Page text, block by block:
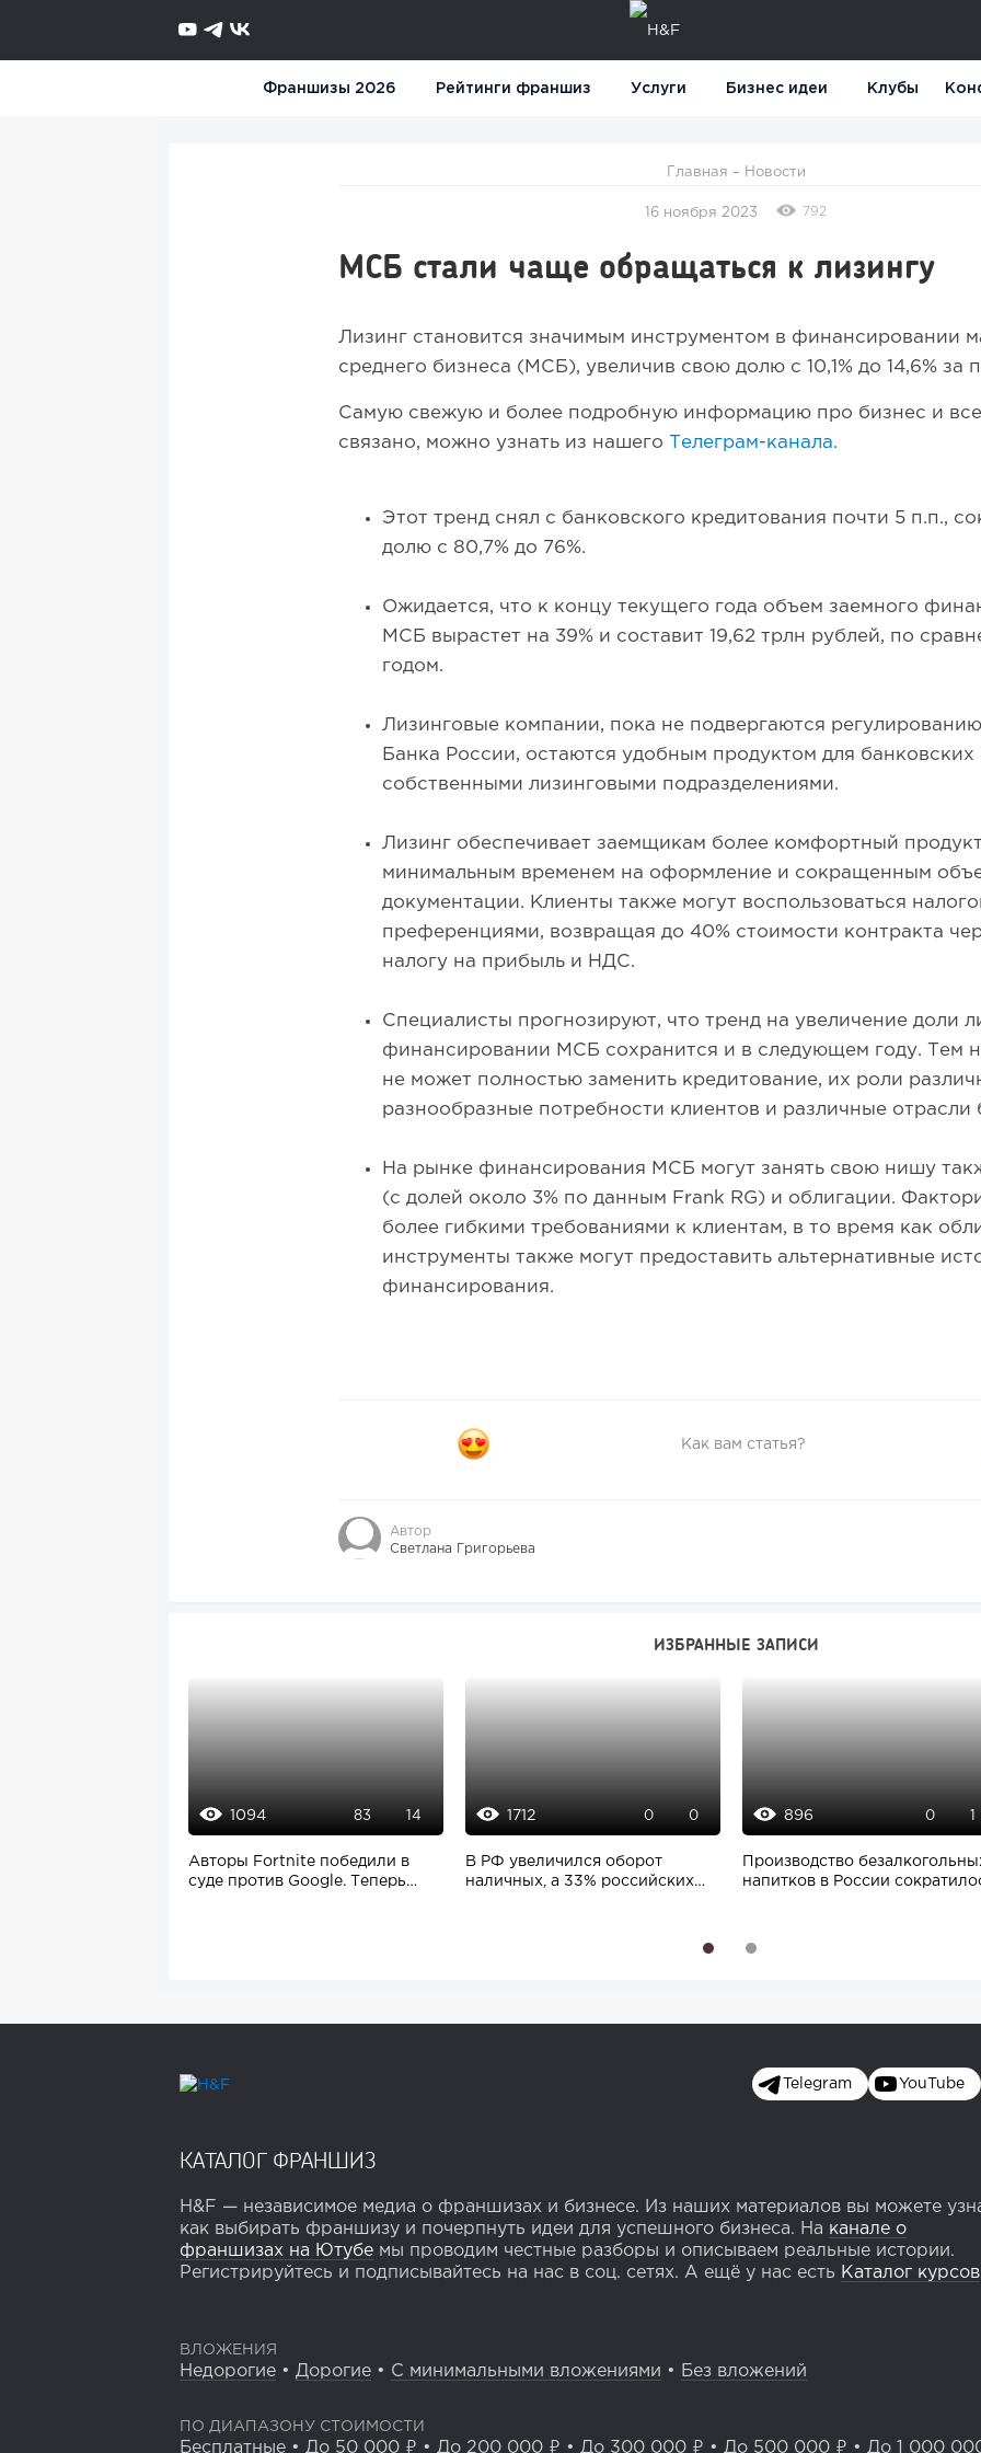
Франшизы 2026 Рейтинги франшиз Услуги Бизнес идеи Клубы
Главная – Новости
16 ноября 2023 792
МСБ стали чаще обращаться к лизингу
Лизинг становится значимым инструментом в финансировании
среднего бизнеса (МСБ), увеличив свою долю с 10,1% до 14,6% за
Самую свежую и более подробную информацию про бизнес и
связано, можно узнать из нашего
Телеграм-канала.
Этот тренд снял с банковского кредитования почти 5 п.п.,
долю с 80,7% до 76%.
Ожидается, что к концу текущего года объем заемного
МСБ вырастет на 39% и составит 19,62 трлн рублей, по
годом.
Лизинговые компании, пока не подвергаются
Банка России, остаются удобным продуктом для банковских
собственными лизинговыми подразделениями.
Лизинг обеспечивает заемщикам более комфортный
минимальным временем на оформление и сокращенным
документации. Клиенты также могут воспользоваться
преференциями, возвращая до 40% стоимости контракта
налогу на прибыль и НДС.
Специалисты прогнозируют, что тренд на увеличение доли
финансировании МСБ сохранится и в следующем году. Тем
не может полностью заменить кредитование, их роли
разнообразные потребности клиентов и различные отрасли
На рынке финансирования МСБ могут занять свою нишу
(с долей около 3% по данным Frank RG) и облигации.
более гибкими требованиями к клиентам, в то время как
инструменты также могут предоставить альтернативные
финансирования.
Как вам статья?
Автор
Светлана Григорьева
ИЗБРАННЫЕ ЗАПИСИ
1094 83 14
Авторы Fortnite победили в
суде против Google. Теперь
1712 0 0
В РФ увеличился оборот
наличных, а 33% российских
896 0
Производство
напитков в России
2
Telegram YouTube
КАТАЛОГ ФРАНШИЗ
H&F — независимое медиа о франшизах и бизнесе. Из наших материалов вы можете
как выбирать франшизу и почерпнуть идеи для успешного бизнеса. На канале о
франшизах на Ютубе мы проводим честные разборы и описываем реальные истории.
Регистрируйтесь и подписывайтесь на нас в соц. сетях. А ещё у нас есть Каталог курсов
ВЛОЖЕНИЯ
Недорогие • Дорогие • С минимальными вложениями • Без вложений
ПО ДИАПАЗОНУ СТОИМОСТИ
Бесплатные • До 50 000 ₽ • До 200 000 ₽ • До 300 000 ₽ • До 500 000 ₽ • До 1 000